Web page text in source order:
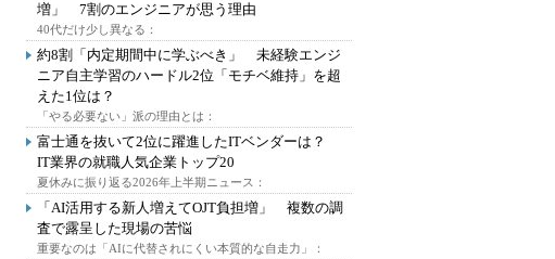
増」 7割のエンジニアが思う理由
40代だけ少し異なる：
約8割「内定期間中に学ぶべき」 未経験エンジ
ニア自主学習のハードル2位「モチベ維持」を超
えた1位は？
「やる必要ない」派の理由とは：
富士通を抜いて2位に躍進したITベンダーは？
IT業界の就職人気企業トップ20
夏休みに振り返る2026年上半期ニュース：
「AI活用する新人増えてOJT負担増」 複数の調
査で露呈した現場の苦悩
重要なのは「AIに代替されにくい本質的な自走力」：